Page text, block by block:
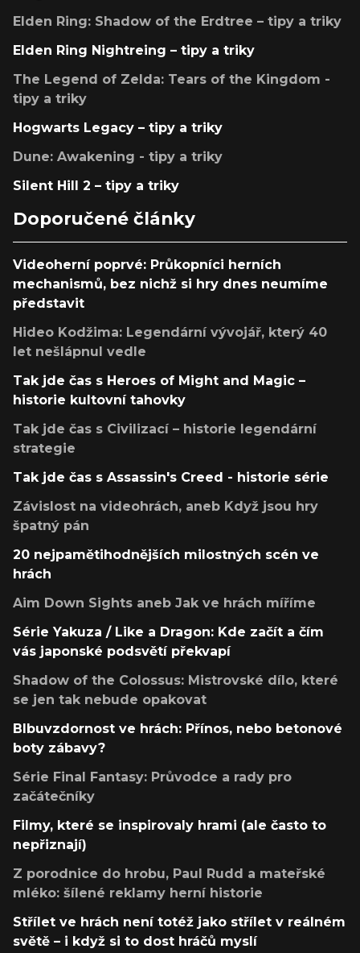
Elden Ring: Shadow of the Erdtree – tipy a triky
Elden Ring Nightreing – tipy a triky
The Legend of Zelda: Tears of the Kingdom -
tipy a triky
Hogwarts Legacy – tipy a triky
Dune: Awakening - tipy a triky
Silent Hill 2 – tipy a triky
Doporučené články
Videoherní poprvé: Průkopníci herních
mechanismů, bez nichž si hry dnes neumíme
představit
Hideo Kodžima: Legendární vývojář, který 40
let nešlápnul vedle
Tak jde čas s Heroes of Might and Magic –
historie kultovní tahovky
Tak jde čas s Civilizací – historie legendární
strategie
Tak jde čas s Assassin's Creed - historie série
Závislost na videohrách, aneb Když jsou hry
špatný pán
20 nejpamětihodnějších milostných scén ve
hrách
Aim Down Sights aneb Jak ve hrách míříme
Série Yakuza / Like a Dragon: Kde začít a čím
vás japonské podsvětí překvapí
Shadow of the Colossus: Mistrovské dílo, které
se jen tak nebude opakovat
Blbuvzdornost ve hrách: Přínos, nebo betonové
boty zábavy?
Série Final Fantasy: Průvodce a rady pro
začátečníky
Filmy, které se inspirovaly hrami (ale často to
nepřiznají)
Z porodnice do hrobu, Paul Rudd a mateřské
mléko: šílené reklamy herní historie
Střílet ve hrách není totéž jako střílet v reálném
světě – i když si to dost hráčů myslí